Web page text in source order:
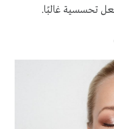
تحسسية غالبًا.